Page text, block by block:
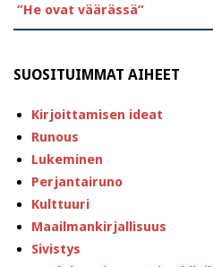
”He ovat väärässä”
SUOSITUIMMAT AIHEET
Kirjoittamisen ideat
Runous
Lukeminen
Perjantairuno
Kulttuuri
Maailmankirjallisuus
Sivistys